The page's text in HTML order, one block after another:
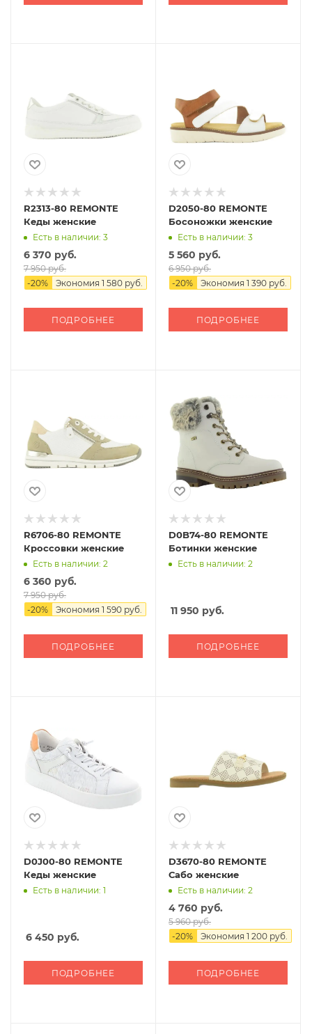
R2313-80 REMONTE
Кеды женские
Есть в наличии: 3
6 370 руб.
7 950 руб.
-20% Экономия 1 580 руб.
ПОДРОБНЕЕ
D2050-80 REMONTE
Босоножки женские
Есть в наличии: 3
5 560 руб.
6 950 руб.
-20% Экономия 1 390 руб.
ПОДРОБНЕЕ
R6706-80 REMONTE
Кроссовки женские
Есть в наличии: 2
6 360 руб.
7 950 руб.
-20% Экономия 1 590 руб.
ПОДРОБНЕЕ
D0B74-80 REMONTE
Ботинки женские
Есть в наличии: 2
11 950 руб.
ПОДРОБНЕЕ
D0J00-80 REMONTE
Кеды женские
Есть в наличии: 1
6 450 руб.
ПОДРОБНЕЕ
D3670-80 REMONTE
Сабо женские
Есть в наличии: 2
4 760 руб.
5 960 руб.
-20% Экономия 1 200 руб.
ПОДРОБНЕЕ